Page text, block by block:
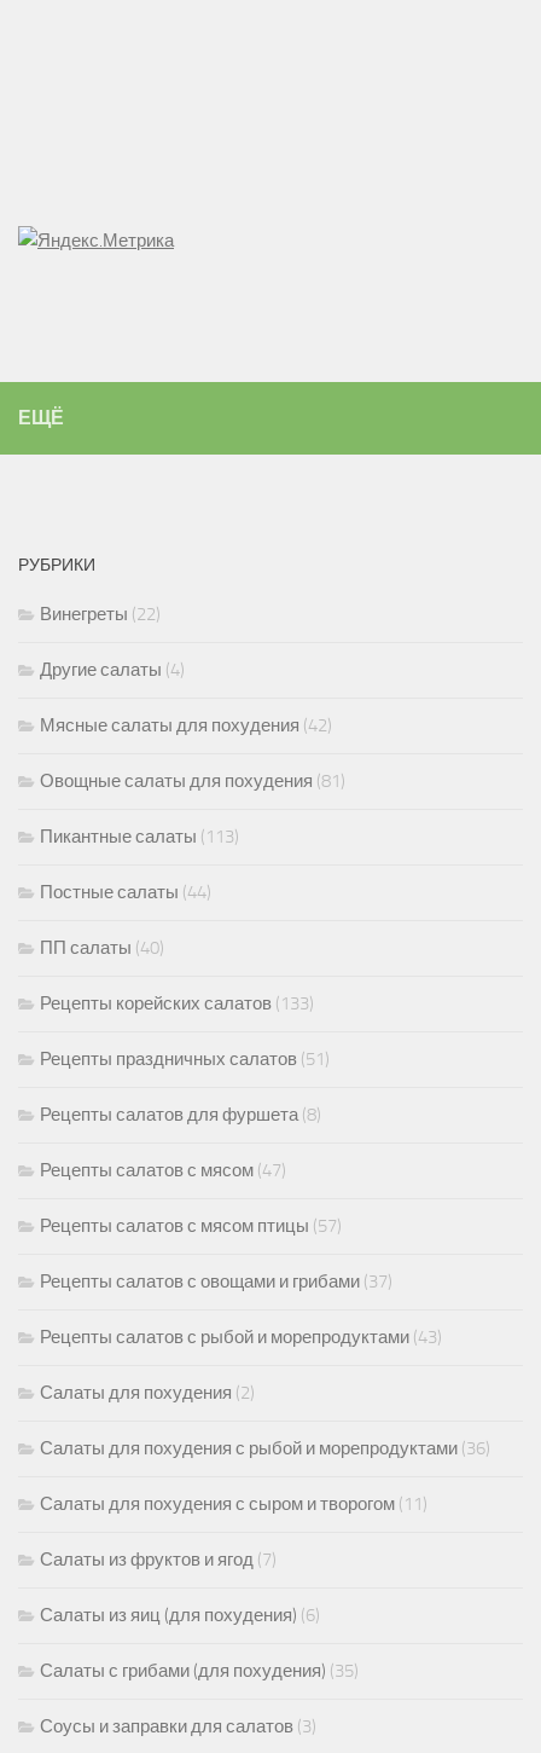
ЕЩЁ
РУБРИКИ
Винегреты (22)
Другие салаты (4)
Мясные салаты для похудения (42)
Овощные салаты для похудения (81)
Пикантные салаты (113)
Постные салаты (44)
ПП салаты (40)
Рецепты корейских салатов (133)
Рецепты праздничных салатов (51)
Рецепты салатов для фуршета (8)
Рецепты салатов с мясом (47)
Рецепты салатов с мясом птицы (57)
Рецепты салатов с овощами и грибами (37)
Рецепты салатов с рыбой и морепродуктами (43)
Салаты для похудения (2)
Салаты для похудения с рыбой и морепродуктами (36)
Салаты для похудения с сыром и творогом (11)
Салаты из фруктов и ягод (7)
Салаты из яиц (для похудения) (6)
Салаты с грибами (для похудения) (35)
Соусы и заправки для салатов (3)